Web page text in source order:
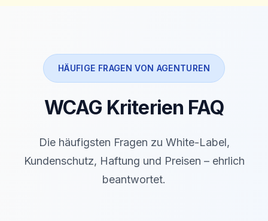
HÄUFIGE FRAGEN VON AGENTUREN
WCAG Kriterien FAQ
Die häufigsten Fragen zu White-Label,
Kundenschutz, Haftung und Preisen – ehrlich
beantwortet.